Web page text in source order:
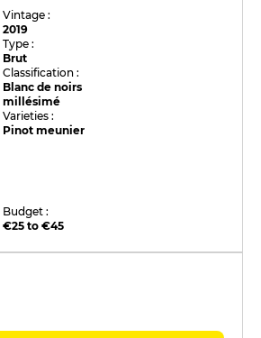
Vintage :
2019
Type :
Brut
Classification :
Blanc de noirs
millésimé
Varieties :
Pinot meunier
Budget :
€25 to €45